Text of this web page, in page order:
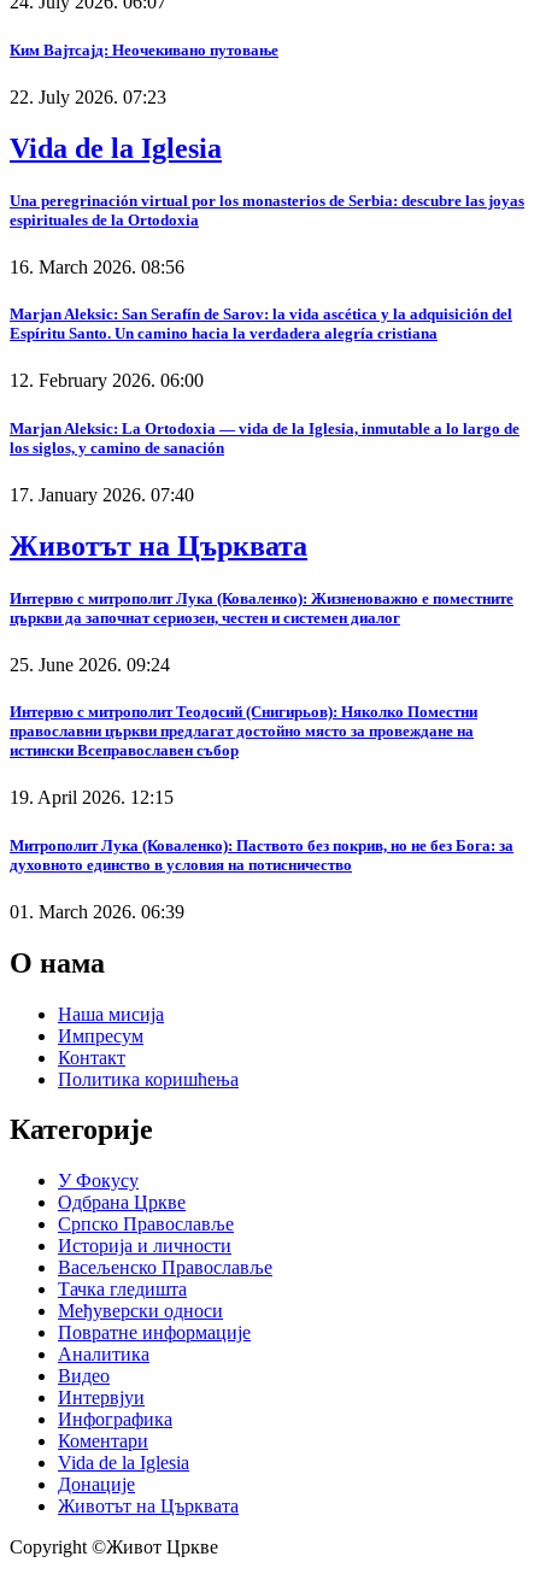
Ким Вајтсајд: Неочекивано путовање
22. July 2026. 07:23
Vida de la Iglesia
Una peregrinación virtual por los monasterios de Serbia: descubre las joyas
espirituales de la Ortodoxia
16. March 2026. 08:56
Marjan Aleksic: San Serafín de Sarov: la vida ascética y la adquisición del
Espíritu Santo. Un camino hacia la verdadera alegría cristiana
12. February 2026. 06:00
Marjan Aleksic: La Ortodoxia — vida de la Iglesia, inmutable a lo largo de
los siglos, y camino de sanación
17. January 2026. 07:40
Животът на Църквата
Интервю с митрополит Лука (Коваленко): Жизненоважно е поместните
църкви да започнат сериозен, честен и системен диалог
25. June 2026. 09:24
Интервю с митрополит Теодосий (Снигирьов): Няколко Поместни
православни църкви предлагат достойно място за провеждане на
истински Всеправославен събор
19. April 2026. 12:15
Митрополит Лука (Коваленко): Паството без покрив, но не без Бога: за
духовното единство в условия на потисничество
01. March 2026. 06:39
О нама
Наша мисија
Импресум
Контакт
Политика коришћења
Категорије
У Фокусу
Одбрана Цркве
Српско Православље
Историја и личности
Васељенско Православље
Тачка гледишта
Међуверски односи
Повратне информације
Аналитика
Видео
Интервјуи
Инфографика
Коментари
Vida de la Iglesia
Донације
Животът на Църквата
Copyright ©Живот Цркве